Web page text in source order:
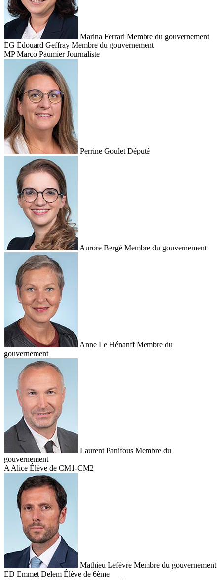
Marina Ferrari Membre du gouvernement
ÉG Édouard Geffray Membre du gouvernement
MP Marco Paumier Journaliste
Perrine Goulet Député
Aurore Bergé Membre du gouvernement
Anne Le Hénanff Membre du
gouvernement
Laurent Panifous Membre du
gouvernement
A Alice Élève de CM1-CM2
Mathieu Lefèvre Membre du gouvernement
ED Emmet Delem Élève de 6ème